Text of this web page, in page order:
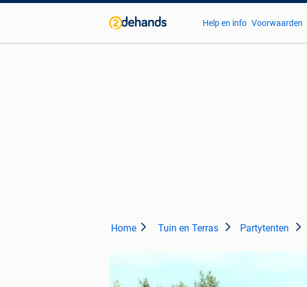
Help en info Voorwaarden
Home Tuin en Terras Partytenten